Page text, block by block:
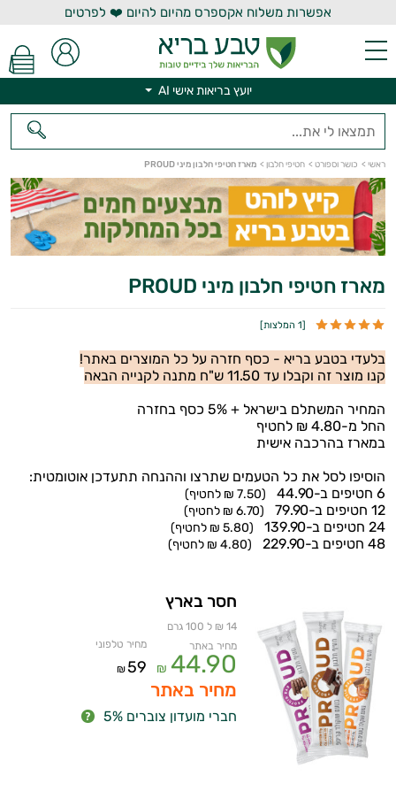
אפשרות משלוח אקספרס מהיום להיום ❤️ לפרטים
יועץ בריאות אישי AI
ראשי > כושר וספורט > חטיפי חלבון > מארז חטיפי חלבון מיני PROUD
איכות
השינה
עיכול
כאבים
ופציעות
מארז חטיפי חלבון מיני PROUD
[1 המלצות ]
בלעדי בטבע בריא - כסף חזרה על כל המוצרים באתר!
קנו מוצר זה וקבלו עד 11.50 ש"ח מתנה לקנייה הבאה
המחיר המשתלם בישראל + 5% כסף בחזרה
החל מ-4.80 ₪ לחטיף
במארז בהרכבה אישית
הוסיפו לסל את כל הטעמים שתרצו וההנחה תתעדכן אוטומטית:
6 חטיפים ב-44.90
(7.50 ₪ לחטיף)
12 חטיפים ב-79.90 (6.70 ₪ לחטיף)
24 חטיפים ב-139.90 (5.80 ₪ לחטיף)
48 חטיפים ב-229.90 (4.80 ₪ לחטיף)
חסר בארץ
14 ₪ ל 100 גרם
מחיר באתר
44.90
₪
מחיר טלפוני
59
₪
מחיר באתר
חברי מועדון צוברים 5%
יועץ בריאות אישי AI